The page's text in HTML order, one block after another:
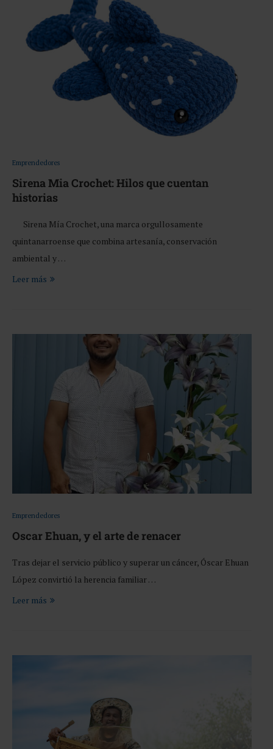
Emprendedores
Sirena Mia Crochet: Hilos que cuentan
historias
Sirena Mía Crochet, una marca orgullosamente
quintanarroense que combina artesanía, conservación
ambiental y …
Leer más
Emprendedores
Oscar Ehuan, y el arte de renacer
Tras dejar el servicio público y superar un cáncer, Óscar Ehuan
López convirtió la herencia familiar …
Leer más